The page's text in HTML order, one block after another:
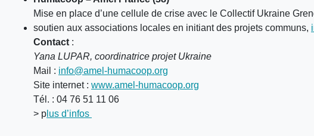
Mise en place d’une cellule de crise avec le Collectif Ukraine
soutien aux associations locales en initiant des projets communs,
Contact :
Yana LUPAR, coordinatrice projet Ukraine
Mail : info@amel-humacoop.org
Site internet : www.amel-humacoop.org
Tél. : 04 76 51 11 06
> p lus d’infos